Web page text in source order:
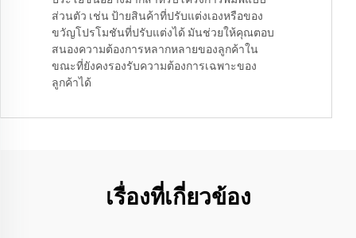
ส่วนตัว เช่น ป้ายสินค้าที่ปรับแต่งเองหรือของ
ขวัญโปรโมชันที่ปรับแต่งได้ มันช่วยให้คุณตอบ
สนองความต้องการหลากหลายของลูกค้าใน
ขณะที่ยังคงรองรับความต้องการเฉพาะของ
ลูกค้าได้
เรื่องที่เกี่ยวข้อง